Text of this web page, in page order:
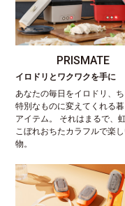
PRISMATE
イロドリとワクワクを手に
あなたの毎日をイロドリ、ち
特別なものに変えてくれる
アイテム。 それはまるで、
こぼれおちたカラフルで楽し
物。